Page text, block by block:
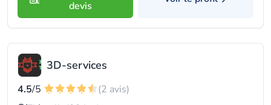
devis
3D-services
4.5/5
(2 avis)